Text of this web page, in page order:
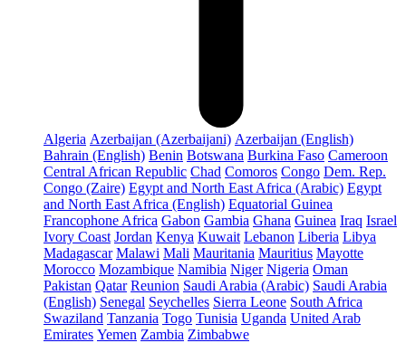
Algeria Azerbaijan (Azerbaijani) Azerbaijan (English)
Bahrain (English) Benin Botswana Burkina Faso Cameroon
Central African Republic Chad Comoros Congo Dem. Rep.
Congo (Zaire) Egypt and North East Africa (Arabic) Egypt
and North East Africa (English) Equatorial Guinea
Francophone Africa Gabon Gambia Ghana Guinea Iraq Israel
Ivory Coast Jordan Kenya Kuwait Lebanon Liberia Libya
Madagascar Malawi Mali Mauritania Mauritius Mayotte
Morocco Mozambique Namibia Niger Nigeria Oman
Pakistan Qatar Reunion Saudi Arabia (Arabic) Saudi Arabia
(English) Senegal Seychelles Sierra Leone South Africa
Swaziland Tanzania Togo Tunisia Uganda United Arab
Emirates Yemen Zambia Zimbabwe